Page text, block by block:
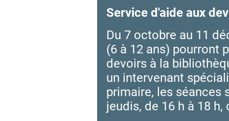
Service d'aide aux
Du 7 octobre au 11
(6 à 12 ans) pourront
devoirs à la
un intervenant
primaire, les séances
jeudis, de 16 h à 18 h,